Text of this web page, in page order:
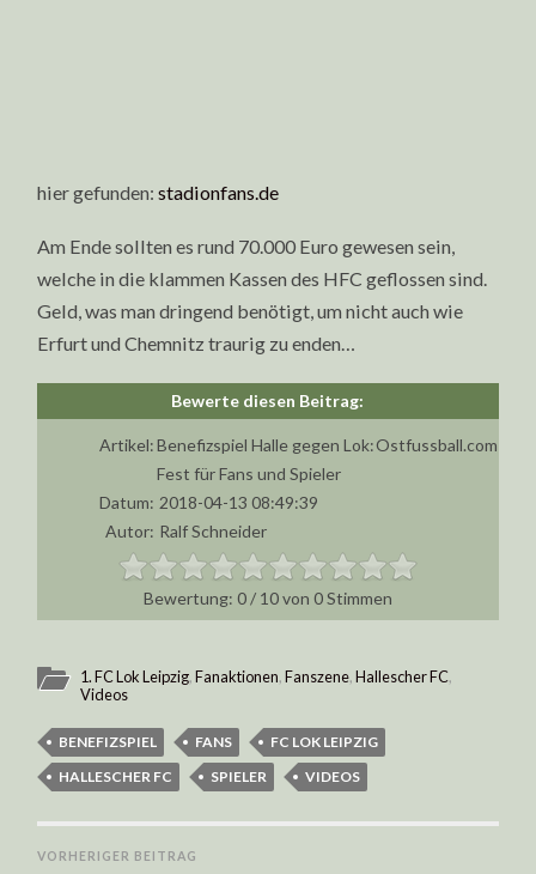
hier gefunden:stadionfans.de
Am Ende sollten es rund 70.000 Euro gewesen sein,
welche in die klammen Kassen des HFC geflossen sind.
Geld, was man dringend benötigt, um nicht auch wie
Erfurt und Chemnitz traurig zu enden…
Artikel:Benefizspiel Halle gegen Lok:
Fest für Fans und Spieler
Ostfussball.com
Datum: 2018-04-13 08:49:39
Autor: Ralf Schneider
0/ 10von 0Stimmen
1. FC Lok Leipzig,Fanaktionen,Fanszene,Hallescher FC,
Videos
BENEFIZSPIEL FANS
FC LOK LEIPZIG
HALLESCHER FC
SPIELER VIDEOS
VORHERIGER BEITRAG